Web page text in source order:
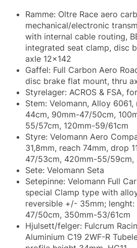
Ramme: Oltre Race aero
mechanical/electronic
with internal cable routing,
integrated seat clamp, disc
axle 12x142
Gaffel: Full Carbon Aero
disc brake flat mount, thru
Styrelager: ACROS & FSA,
Stem: Velomann, Alloy
44cm, 90mm-47/50cm,
55/57cm, 120mm-59/61cm
Styre: Velomann Aero
31,8mm, reach 74mm, drop
47/53cm, 420mm-55/59cm,
Sete: Velomann Seta
Setepinne: Velomann Full
special Clamp type with
reversible +/- 35mm;
47/50cm, 350mm-53/61cm
Hjulsett/felger: Fulcrum
Aluminium C19 2WF-R